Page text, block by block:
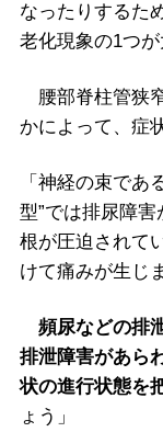
なったりするた
老化現象の1つが
腰部脊柱管狭
かによって、症
「神経の束であ
型”では排尿障
根が圧迫されて
けて痛みが生じ
頻尿などの排
排泄障害があら
状の進行状態を
ょう」